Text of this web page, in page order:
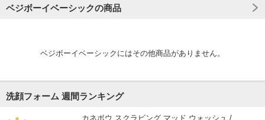
ベジボーイベーシックの商品
ベジボーイベーシックにはその他商品がありません。
洗顔フォーム 週間ランキング
カネボウ スクラビング マッド ウォッシュ /